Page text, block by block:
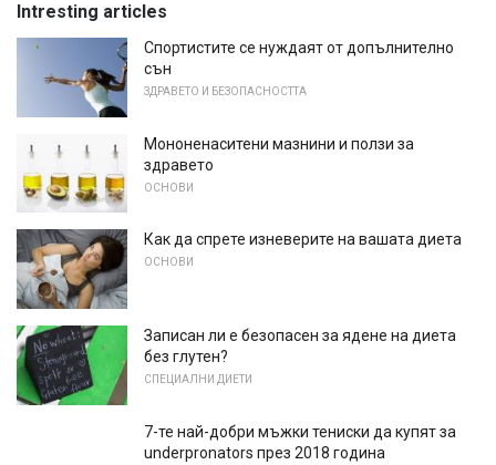
Intresting articles
Спортистите се нуждаят от допълнително
сън
ЗДРАВЕТО И БЕЗОПАСНОСТТА
Мононенаситени мазнини и ползи за
здравето
ОСНОВИ
Как да спрете изневерите на вашата диета
ОСНОВИ
Записан ли е безопасен за ядене на диета
без глутен?
СПЕЦИАЛНИ ДИЕТИ
7-те най-добри мъжки тениски да купят за
underpronators през 2018 година